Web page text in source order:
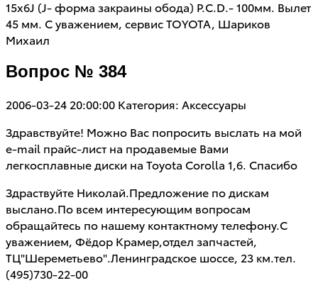
15х6J (J- форма закраины обода) P.C.D.- 100мм. Вылет
45 мм. С уважением, сервис TOYOTA, Шариков
Михаил
Вопрос № 384
2006-03-24 20:00:00 Категория: Аксессуары
Здравствуйте! Можно Вас попросить выслать на мой
e-mail прайс-лист на продавемые Вами
легкосплавные диски на Toyota Corolla 1,6. Спасибо
Здраствуйте Николай.Предложение по дискам
выслано.По всем интересующим вопросам
обращайтесь по нашему контактному телефону.С
уважением, Фёдор Крамер,отдел запчастей,
ТЦ"Шереметьево".Ленинградское шоссе, 23 км.тел.
(495)730-22-00